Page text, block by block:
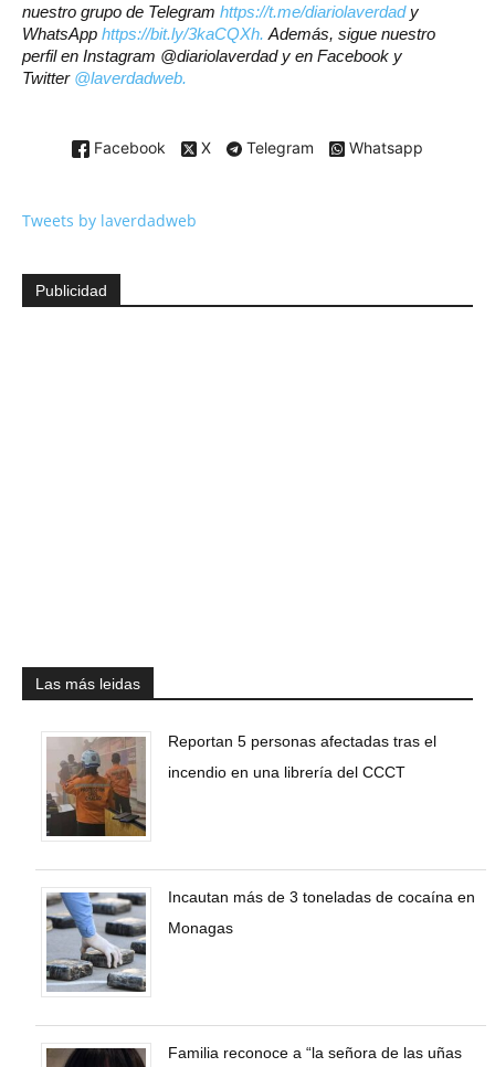
nuestro grupo de Telegram https://t.me/diariolaverdady
WhatsApp https://bit.ly/3kaCQXh. Además, sigue nuestro
perfil en Instagram @diariolaverdad y en Facebook y
Twitter @laverdadweb.
Facebook X Telegram Whatsapp
Tweets by laverdadweb
Publicidad
Las más leidas
Reportan 5 personas afectadas tras el
incendio en una librería del CCCT
Incautan más de 3 toneladas de cocaína en
Monagas
Familia reconoce a “la señora de las uñas